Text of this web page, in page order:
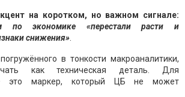
на коротком, но важном сигнале:
по экономике «перестали расти и
снижения»
в тонкости макроаналитики,
как техническая деталь. Для
это маркер, который ЦБ не может